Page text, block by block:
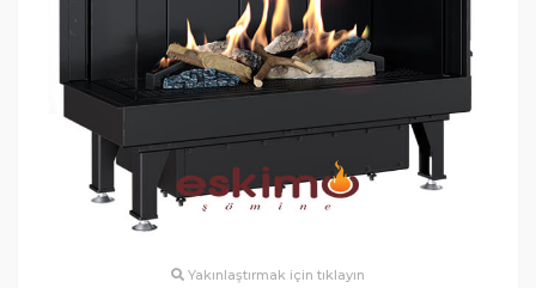
Yakınlaştırmak için tıklayın